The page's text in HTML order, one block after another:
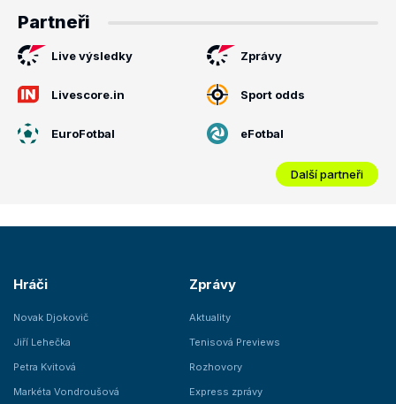
Partneři
Live výsledky Zprávy
Livescore.in Sport odds
EuroFotbal eFotbal
Další partneři
Hráči
Novak Djokovič
Jiří Lehečka
Petra Kvitová
Markéta Vondroušová
Zprávy
Aktuality
Tenisová Previews
Rozhovory
Express zprávy